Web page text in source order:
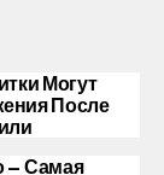
Могут
После
— Самая